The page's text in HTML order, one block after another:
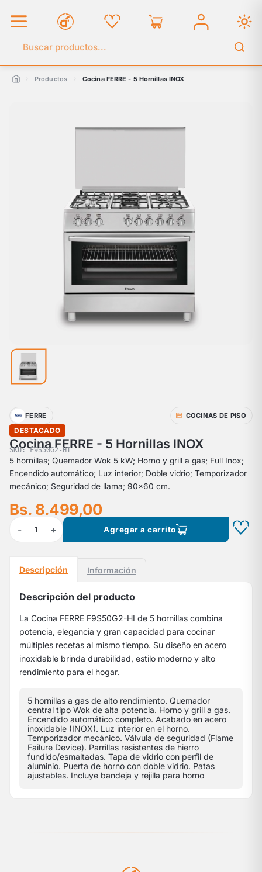
Buscar en el catálogo
Productos Cocina FERRE - 5 Hornillas INOX
FERRE COCINAS DE PISO
DESTACADO
Cocina FERRE - 5 Hornillas INOX
SKU: F9S50G2-HI
5 hornillas; Quemador Wok 5 kW; Horno y grill a gas; Full Inox;
Encendido automático; Luz interior; Doble vidrio; Temporizador
mecánico; Seguridad de llama; 90x60 cm.
Bs. 8.499,00
- 1 + Agregar a carrito
Descripción Información
Descripción del producto
La Cocina FERRE F9S50G2-HI de 5 hornillas combina
potencia, elegancia y gran capacidad para cocinar
múltiples recetas al mismo tiempo. Su diseño en acero
inoxidable brinda durabilidad, estilo moderno y alto
rendimiento para el hogar.
5 hornillas a gas de alto rendimiento. Quemador
central tipo Wok de alta potencia. Horno y grill a gas.
Encendido automático completo. Acabado en acero
inoxidable (INOX). Luz interior en el horno.
Temporizador mecánico. Válvula de seguridad (Flame
Failure Device). Parrillas resistentes de hierro
fundido/esmaltadas. Tapa de vidrio con perfil de
aluminio. Puerta de horno con doble vidrio. Patas
ajustables. Incluye bandeja y rejilla para horno